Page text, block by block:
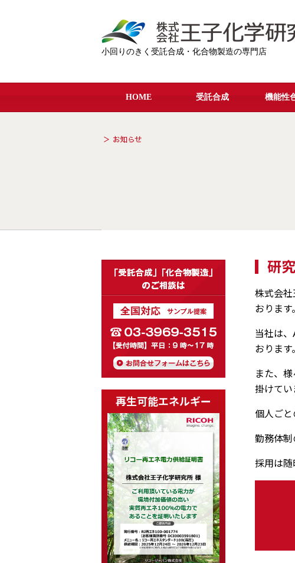
小回りのきく受託合成・化合物製造の専門店
HOME 受託合成 機能性
研
株式会
おります。
当社は
おります。
また、
掛けてい
個人ごと
勤務体制
採用は随
再生可能エネルギー